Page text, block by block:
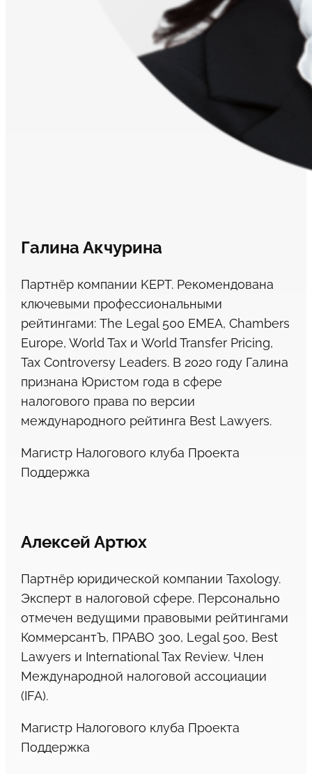
Галина Акчурина
Партнёр компании KEPT. Рекомендована
ключевыми профессиональными
рейтингами: The Legal 500 EMEA, Chambers
Europe, World Tax и World Transfer Pricing,
Tax Controversy Leaders. В 2020 году Галина
признана Юристом года в сфере
налогового права по версии
международного рейтинга Best Lawyers.
Магистр Налогового клуба Проекта
Поддержка
Алексей Артюх
Партнёр юридической компании Taxology.
Эксперт в налоговой сфере. Персонально
отмечен ведущими правовыми рейтингами
КоммерсантЪ, ПРАВО 300, Legal 500, Best
Lawyers и International Tax Review. Член
Международной налоговой ассоциации
(IFA).
Магистр Налогового клуба Проекта
Поддержка